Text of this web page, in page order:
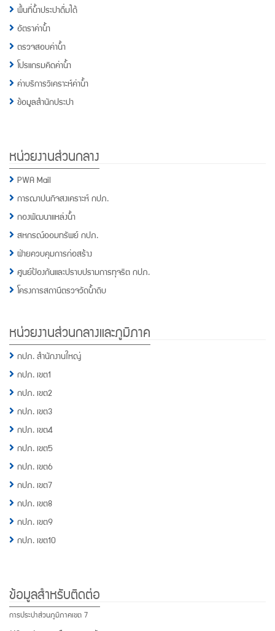
พื้นที่น้ำประปาดื่มได้
อัตราค่าน้ำ
ตรวจสอบค่าน้ำ
โปรแกรมคิดค่าน้ำ
ค่าบริการวิเคราะห์ค่าน้ำ
ข้อมูลสำนักประปา
หน่วยงานส่วนกลาง
PWA Mail
การฌาปนกิจสงเคราะห์ กปภ.
กองพัฒนาแหล่งน้ำ
สหกรณ์ออมทรัพย์ กปภ.
ฝ่ายควบคุมการก่อสร้าง
ศูนย์ป้องกันและปราบปรามการทุจริต กปภ.
โครงการสถานีตรวจวัดน้ำดิบ
หน่วยงานส่วนกลางและภูมิภาค
กปภ. สำนักงานใหญ่
กปภ. เขต1
กปภ. เขต2
กปภ. เขต3
กปภ. เขต4
กปภ. เขต5
กปภ. เขต6
กปภ. เขต7
กปภ. เขต8
กปภ. เขต9
กปภ. เขต10
ข้อมูลสำหรับติดต่อ
การประปาส่วนภูมิภาคเขต 7